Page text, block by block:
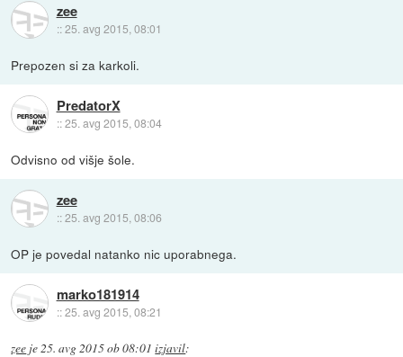
zee
::25. avg 2015, 08:01
Prepozen si za karkoli.
PredatorX
::25. avg 2015, 08:04
Odvisno od višje šole.
zee
::25. avg 2015, 08:06
OP je povedal natanko nic uporabnega.
marko181914
::25. avg 2015, 08:21
zee je25. avg 2015 ob 08:01 izjavil: